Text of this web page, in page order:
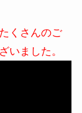
くさんのご
いました。